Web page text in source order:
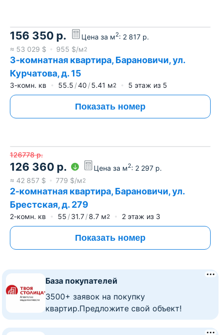
156 350 р. Цена за м2: 2 817 р.
≈ 53 029 $ 955 $/м2
3-комнатная квартира, Барановичи, ул.
Курчатова, д. 15
3-комн. кв 55.5 40 5.41 м2 5 этаж из 5
Показать номер
126778 р.
126 360 р. Цена за м2: 2 297 р.
≈ 42 857 $ 779 $/м2
2-комнатная квартира, Барановичи, ул.
Брестская, д. 279
2-комн. кв 55 31.7 8.7 м2 2 этаж из 3
Показать номер
База покупателей
3500+ заявок на покупку
квартир.Предложите свой объект!